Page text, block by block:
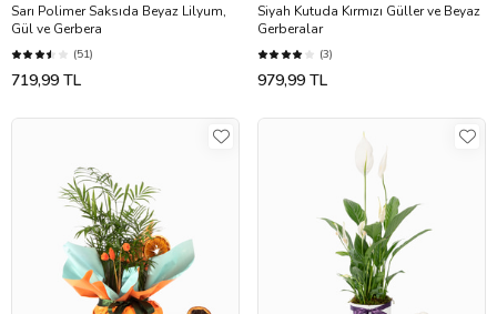
Sarı Polimer Saksıda Beyaz Lilyum,
Gül ve Gerbera
(51)
719,99 TL
Siyah Kutuda Kırmızı Güller ve Beyaz
Gerberalar
(3)
979,99 TL